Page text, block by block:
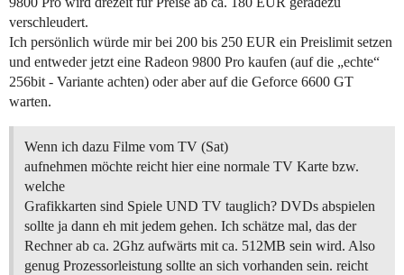
verschleudert.
Ich persönlich würde mir bei 200 bis 250 EUR ein Preislimit setzen
und entweder jetzt eine Radeon 9800 Pro kaufen (auf die „echte“
256bit - Variante achten) oder aber auf die Geforce 6600 GT
warten.
Wenn ich dazu Filme vom TV (Sat)
aufnehmen möchte reicht hier eine normale TV Karte bzw.
welche
Grafikkarten sind Spiele UND TV tauglich? DVDs abspielen
sollte ja dann eh mit jedem gehen. Ich schätze mal, das der
Rechner ab ca. 2Ghz aufwärts mit ca. 512MB sein wird. Also
genug Prozessorleistung sollte an sich vorhanden sein. reicht